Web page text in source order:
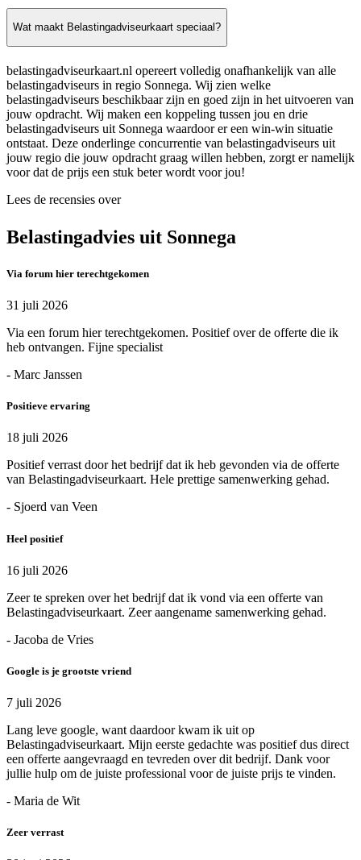
Wat maakt Belastingadviseurkaart speciaal?
belastingadviseurkaart.nl opereert volledig onafhankelijk van alle
belastingadviseurs in regio Sonnega. Wij zien welke
belastingadviseurs beschikbaar zijn en goed zijn in het uitvoeren van
jouw opdracht. Wij maken een koppeling tussen jou en drie
belastingadviseurs uit Sonnega waardoor er een win-win situatie
ontstaat. Deze onderlinge concurrentie van belastingadviseurs uit
jouw regio die jouw opdracht graag willen hebben, zorgt er namelijk
voor dat de prijs een stuk beter wordt voor jou!
Lees de recensies over
Belastingadvies uit Sonnega
Via forum hier terechtgekomen
31 juli 2026
Via een forum hier terechtgekomen. Positief over de offerte die ik
heb ontvangen. Fijne specialist
- Marc Janssen
Positieve ervaring
18 juli 2026
Positief verrast door het bedrijf dat ik heb gevonden via de offerte
van Belastingadviseurkaart. Hele prettige samenwerking gehad.
- Sjoerd van Veen
Heel positief
16 juli 2026
Zeer te spreken over het bedrijf dat ik vond via een offerte van
Belastingadviseurkaart. Zeer aangename samenwerking gehad.
- Jacoba de Vries
Google is je grootste vriend
7 juli 2026
Lang leve google, want daardoor kwam ik uit op
Belastingadviseurkaart. Mijn eerste gedachte was positief dus direct
een offerte aangevraagd en tevreden over dit bedrijf. Dank voor
jullie hulp om de juiste professional voor de juiste prijs te vinden.
- Maria de Wit
Zeer verrast